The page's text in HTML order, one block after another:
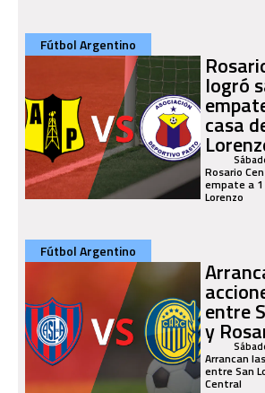
Fútbol Argentino
logró
casa
Rosario
empate a 1
Lorenzo
Fútbol Argentino
entre
y
Arrancan
entre San
Central